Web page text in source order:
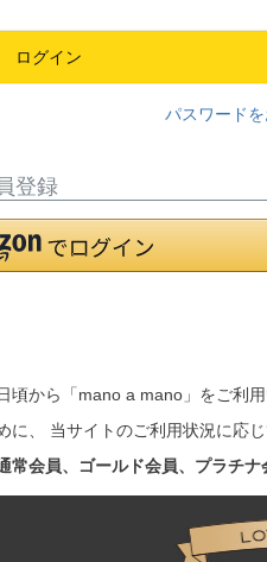
ログイン
パスワード
登録
頃から「mano a mano」をご利
に、 当サイトのご利用状況に応
常会員、ゴールド会員、プラチ